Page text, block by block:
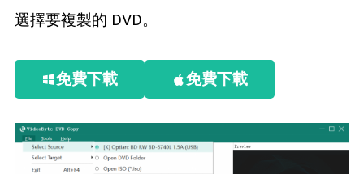
選擇要複製的 DVD。
免費下載 免費下載